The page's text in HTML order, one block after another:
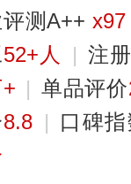
测A++ x97
52+人 | 注
| 单品评价
8.8 | 口碑